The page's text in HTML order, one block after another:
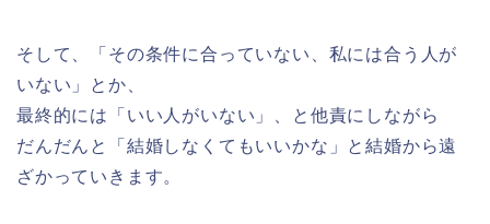
そして、「その条件に合っていない、私には合う人が
いない」とか、
最終的には「いい人がいない」、と他責にしながら
だんだんと「結婚しなくてもいいかな」と結婚から遠
ざかっていきます。